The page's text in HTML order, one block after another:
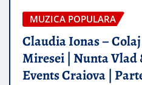
MUZICA POPULARA
Claudia Ionas –
Miresei | Nunta
Events Craiova |